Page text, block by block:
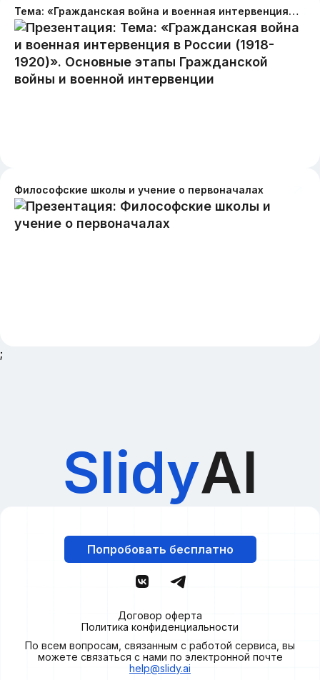
Тема: «Гражданская война и военная интервенция в России (1918-1920)». Основные этапы Гражданской войны и военной интервенции
Философские школы и учение о первоначалах
;
SlidyAI
Попробовать бесплатно
Договор оферта
Политика конфиденциальности
По всем вопросам, связанным с работой сервиса, вы
можете связаться с нами по электронной почте
help@slidy.ai